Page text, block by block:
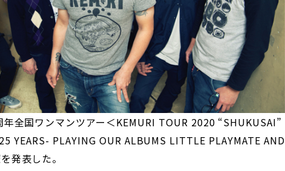
年全国ワンマンツアー＜KEMURI TOUR 2020 “SHUKUSAI”
YEARS- PLAYING OUR ALBUMS LITTLE PLAYMATE AND
発表した。